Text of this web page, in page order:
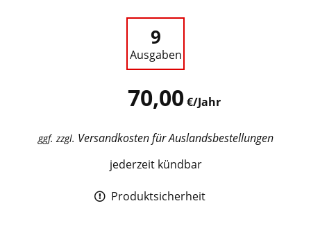
9
Ausgaben
70,00€/Jahr
ggf. zzgl. Versandkosten für Auslandsbestellungen
jederzeit kündbar
Produktsicherheit